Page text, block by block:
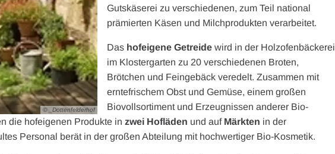
© _Dottenfelderhof
Gutskäserei zu verschiedenen, zum Teil national
prämierten Käsen und Milchprodukten verarbeitet.
Das hofeigene Getreide wird in der Holzofenbäckerei
im Klostergarten zu 20 verschiedenen Broten,
Brötchen und Feingebäck veredelt. Zusammen mit
erntefrischem Obst und Gemüse, einem großen
Biovollsortiment und Erzeugnissen anderer Bio-
die hofeigenen Produkte in zwei Hofläden und auf Märkten in der
Personal berät in der großen Abteilung mit hochwertiger Bio-Kosmetik.